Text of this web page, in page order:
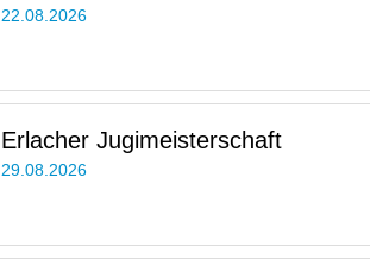
22.08.2026
Erlacher Jugimeisterschaft
29.08.2026